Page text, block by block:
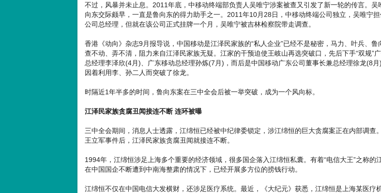
不过，风暴并未止息。2011年底，中移动终端部负责人吴唯宁涉案被查又引发了新一轮的传言。吴
向东交际颇早，一直是鲁向东的得力助手之一。2011年10月28日，中移动终端公司独立，吴唯宁
公司总经理，但就在该公司正式挂牌一个月，吴唯宁被吉林检察院带走调查。
香港《动向》杂志9月报导说，中国移动是江泽民家族的“私人企业”已经不是秘密，马力、叶兵、鲁
查不动、弄不清，阻力来自江泽民家族无疑。江家的干预迫使王岐山再选突破口，先后下手“双规”
总经理李泽欣(4月)、广东移动总经理孙炼(7月)，而后是中国移动广东公司董事长兼总经理徐龙(8月
因着利用李、孙二人而突破了徐龙。
时隔近1年半多的时间，鲁向东案在三中全会后被一举突破，成为一个风向标。
江泽民家族贪腐丑闻接连不断 连环被曝
三中全会期间，消息人士透露，江绵恒已经被中纪律委锁定，涉江绵恒的巨大贪腐案正在内部调查
王立军事件后，江泽民家族贪腐丑闻就接连不断。
1994年，江绵恒涉足上海多个重要的经济领域，很多国企落入江绵恒私囊。有着“电信大王”之称的
在中国国企不断遭到中南海整肃的情况下，已经开展多方位的捞钱行动。
江绵恒不仅在中国电信大发横财，还涉足医疗系统。最近，《大纪元》获悉，江绵恒是上海某医疗